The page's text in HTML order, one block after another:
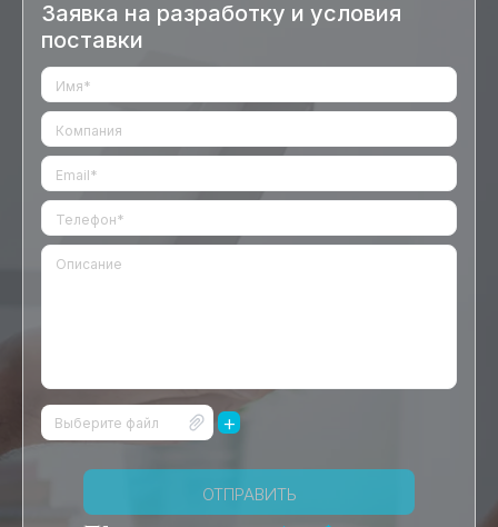
Заявка на разработку и условия
поставки
Выберите файл +
ОТПРАВИТЬ